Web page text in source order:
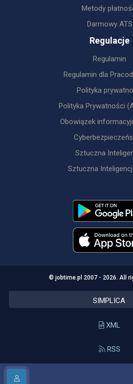
Metody
Darmowy ATS
Regulacje
Regulamin
Regulamin dla
Polityka
Polityka Prywatności
Obowiązek
Sztuczna
Sztuczna
© jobtime.pl 2007 - 2026. All
SIMPLICA
XML
RSS